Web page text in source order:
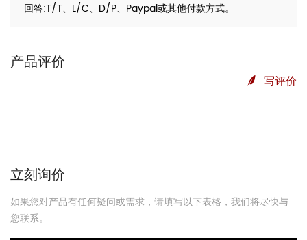
回答:T/T、L/C、D/P、Paypal或其他付款方式。
产品评价
写评价
立刻询价
如果您对产品有任何疑问或需求，请填写以下表格，我们将尽快与
您联系。